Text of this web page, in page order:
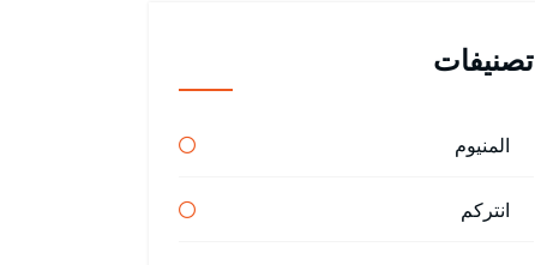
تصنيفات
المنيوم
انتركم